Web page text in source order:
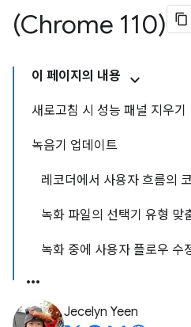
(Chrome 110)
이 페이지의 내용
새로고침 시 성능 패널 지우기
녹음기 업데이트
레코더에서 사용자 흐름의
녹화 파일의 선택기 유형 맞
녹화 중에 사용자 플로우 수
Jecelyn Yeen